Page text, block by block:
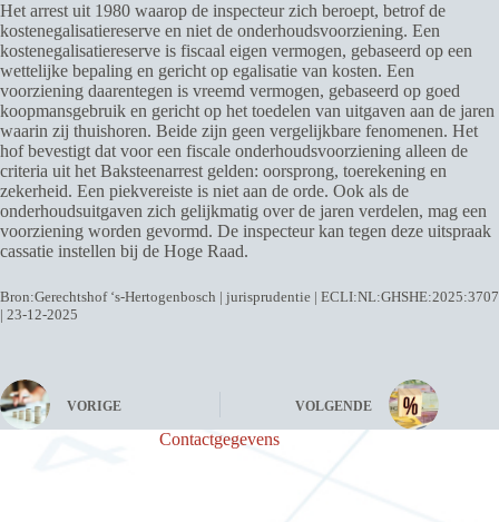
Het arrest uit 1980 waarop de inspecteur zich beroept, betrof de
kostenegalisatiereserve en niet de onderhoudsvoorziening. Een
kostenegalisatiereserve is fiscaal eigen vermogen, gebaseerd op een
wettelijke bepaling en gericht op egalisatie van kosten. Een
voorziening daarentegen is vreemd vermogen, gebaseerd op goed
koopmansgebruik en gericht op het toedelen van uitgaven aan de jaren
waarin zij thuishoren. Beide zijn geen vergelijkbare fenomenen. Het
hof bevestigt dat voor een fiscale onderhoudsvoorziening alleen de
criteria uit het Baksteenarrest gelden: oorsprong, toerekening en
zekerheid. Een piekvereiste is niet aan de orde. Ook als de
onderhoudsuitgaven zich gelijkmatig over de jaren verdelen, mag een
voorziening worden gevormd. De inspecteur kan tegen deze uitspraak
cassatie instellen bij de Hoge Raad.
Bron:Gerechtshof ‘s-Hertogenbosch | jurisprudentie | ECLI:NL:GHSHE:2025:3707
| 23-12-2025
VORIGE VOLGENDE
Contactgegevens